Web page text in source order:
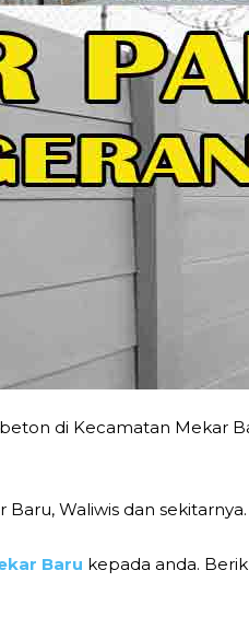
di Kecamatan Mekar
Waliwis dan sekitarnya.
Baru kepada anda.